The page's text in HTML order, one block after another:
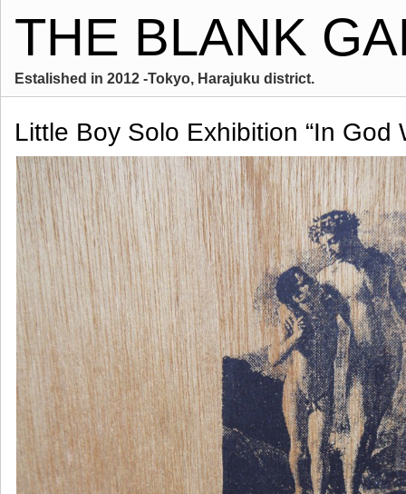
THE BLANK
Estalished in 2012 -Tokyo, Harajuku district.
Little Boy Solo Exhibition “In God